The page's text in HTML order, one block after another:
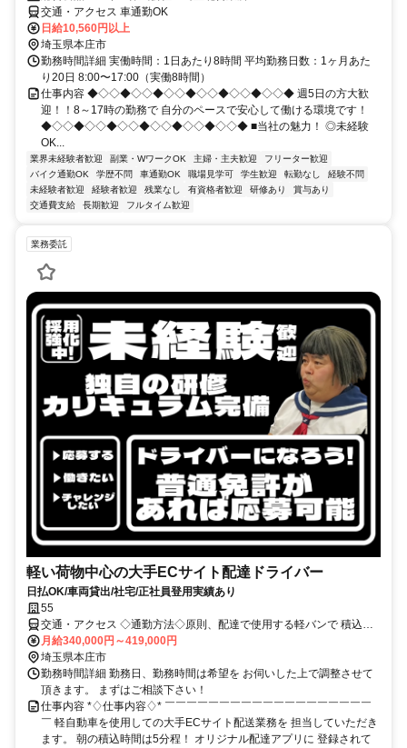
交通・アクセス 車通勤OK
日給10,560円以上
埼玉県本庄市
勤務時間詳細 実働時間：1日あたり8時間 平均勤務日数：1ヶ月あた
り20日 8:00〜17:00（実働8時間）
仕事内容 ◆◇◇◆◇◇◆◇◇◆◇◇◆◇◇◆◇◇◆ 週5日の方大歓
迎！！8～17時の勤務で 自分のペースで安心して働ける環境です！
◆◇◇◆◇◇◆◇◇◆◇◇◆◇◇◆◇◇◆ ■当社の魅力！ ◎未経験
OK...
業界未経験者歓迎 副業・WワークOK 主婦・主夫歓迎
フリーター歓迎
バイク通勤OK
学歴不問 車通勤OK 職場見学可 学生歓迎 転勤なし
経験不問
未経験者歓迎
経験者歓迎 残業なし 有資格者歓迎 研修あり
賞与あり
交通費支給
長期歓迎 フルタイム歓迎
業務委託
軽い荷物中心の大手ECサイト配達ドライバー
日払OK/車両貸出/社宅/正社員登用実績あり
55
交通・アクセス ◇通勤方法◇原則、配達で使用する軽バンで 積込地
まで行って頂く直行直帰スタイルです。 ＜事務所所在地＞ 〒320-
0807 栃木県宇都宮市松が峰1丁目3-16 グラン宇都宮◇通勤方法◇原
則、配達で使用する軽バンで 積込地まで行って頂く直行直帰スタイ
ルです。 ＜事務所所在地＞ 〒320-0807 栃木県宇都宮市松が峰1丁目
3-16 グラン宇都宮605
月給340,000円～419,000円
埼玉県本庄市
勤務時間詳細 勤務日、勤務時間は希望を お伺いした上で調整させて
頂きます。 まずはご相談下さい！
仕事内容 *♢仕事内容♢* ￣￣￣￣￣￣￣￣￣￣￣￣￣￣￣￣￣￣￣
￣ 軽自動車を使用しての大手ECサイト配送業務を 担当していただき
ます。 朝の積込時間は5分程！ オリジナル配達アプリに 登録されて